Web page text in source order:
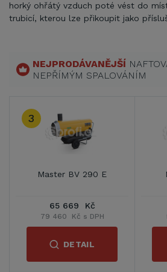
horký ohřátý vzduch poté vést do
trubicí, kterou lze přikoupit jako
NEJPRODÁVANĚJŠÍ
NEPŘÍMÝM SPALOVÁNÍM
3
Master BV 290 E
65 669 Kč
79 460 Kč s DPH
DETAIL